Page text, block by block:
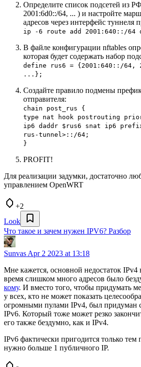
Определите список подсетей из
2001:6d0::/64, ... ) и настройте
адресов через интерфейс
ip -6 route add 2001:640::/64
В файле конфигурации nftables
которая будет содержать набор
define rus6 = {2001:640::/64,
...};
Создайте правило подмены
отправителя:
chain post_rus {
type nat hook postrouting
ip6 daddr $rus6 snat ip6
rus-tunnel>::/64;
}
PROFIT!
Для реализации задумки, достаточно
управлением OpenWRT
+2
Look
Что такое и зачем нужен IPV6? Разбор
Sunvas Apr 2 2023 at 13:18
Мне кажется, основной недостаток IPv4
время слишком много адресов было
кому. И вместо того, чтобы придумать
у всех, кто не может показать
огромными пулами IPv4, был придуман
IPv6. Который тоже может резко
его также бездумно, как и IPv4.
IPv6 фактически пригодится только тем
нужно больше 1 публичного IP.